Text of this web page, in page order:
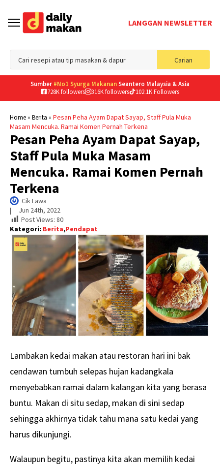
LANGGAN NEWSLETTER
Carian
for:
Sumber #No1 Syurga MakananSeantero Malaysia & Asia
728K followers
316K followers 102.1K Followers
Home» Berita » Pesan Peha Ayam Dapat Sayap, Staff Pula Muka
Masam Mencuka. Ramai Komen Pernah Terkena
Pesan Peha Ayam Dapat Sayap,
Staff Pula Muka Masam
Mencuka. Ramai Komen Pernah
Terkena
Cik Lawa
| Jun 24th, 2022
Post Views: 80
Kategori: Berita,Pendapat
Lambakan kedai makan atau restoran hari ini bak
cendawan tumbuh selepas hujan kadangkala
menyebabkan ramai dalam kalangan kita yang berasa
buntu. Makan di situ sedap, makan di sini sedap
sehingga akhirnya tidak tahu mana satu kedai yang
harus dikunjungi.
Walaupun begitu, pastinya kita akan memilih kedai